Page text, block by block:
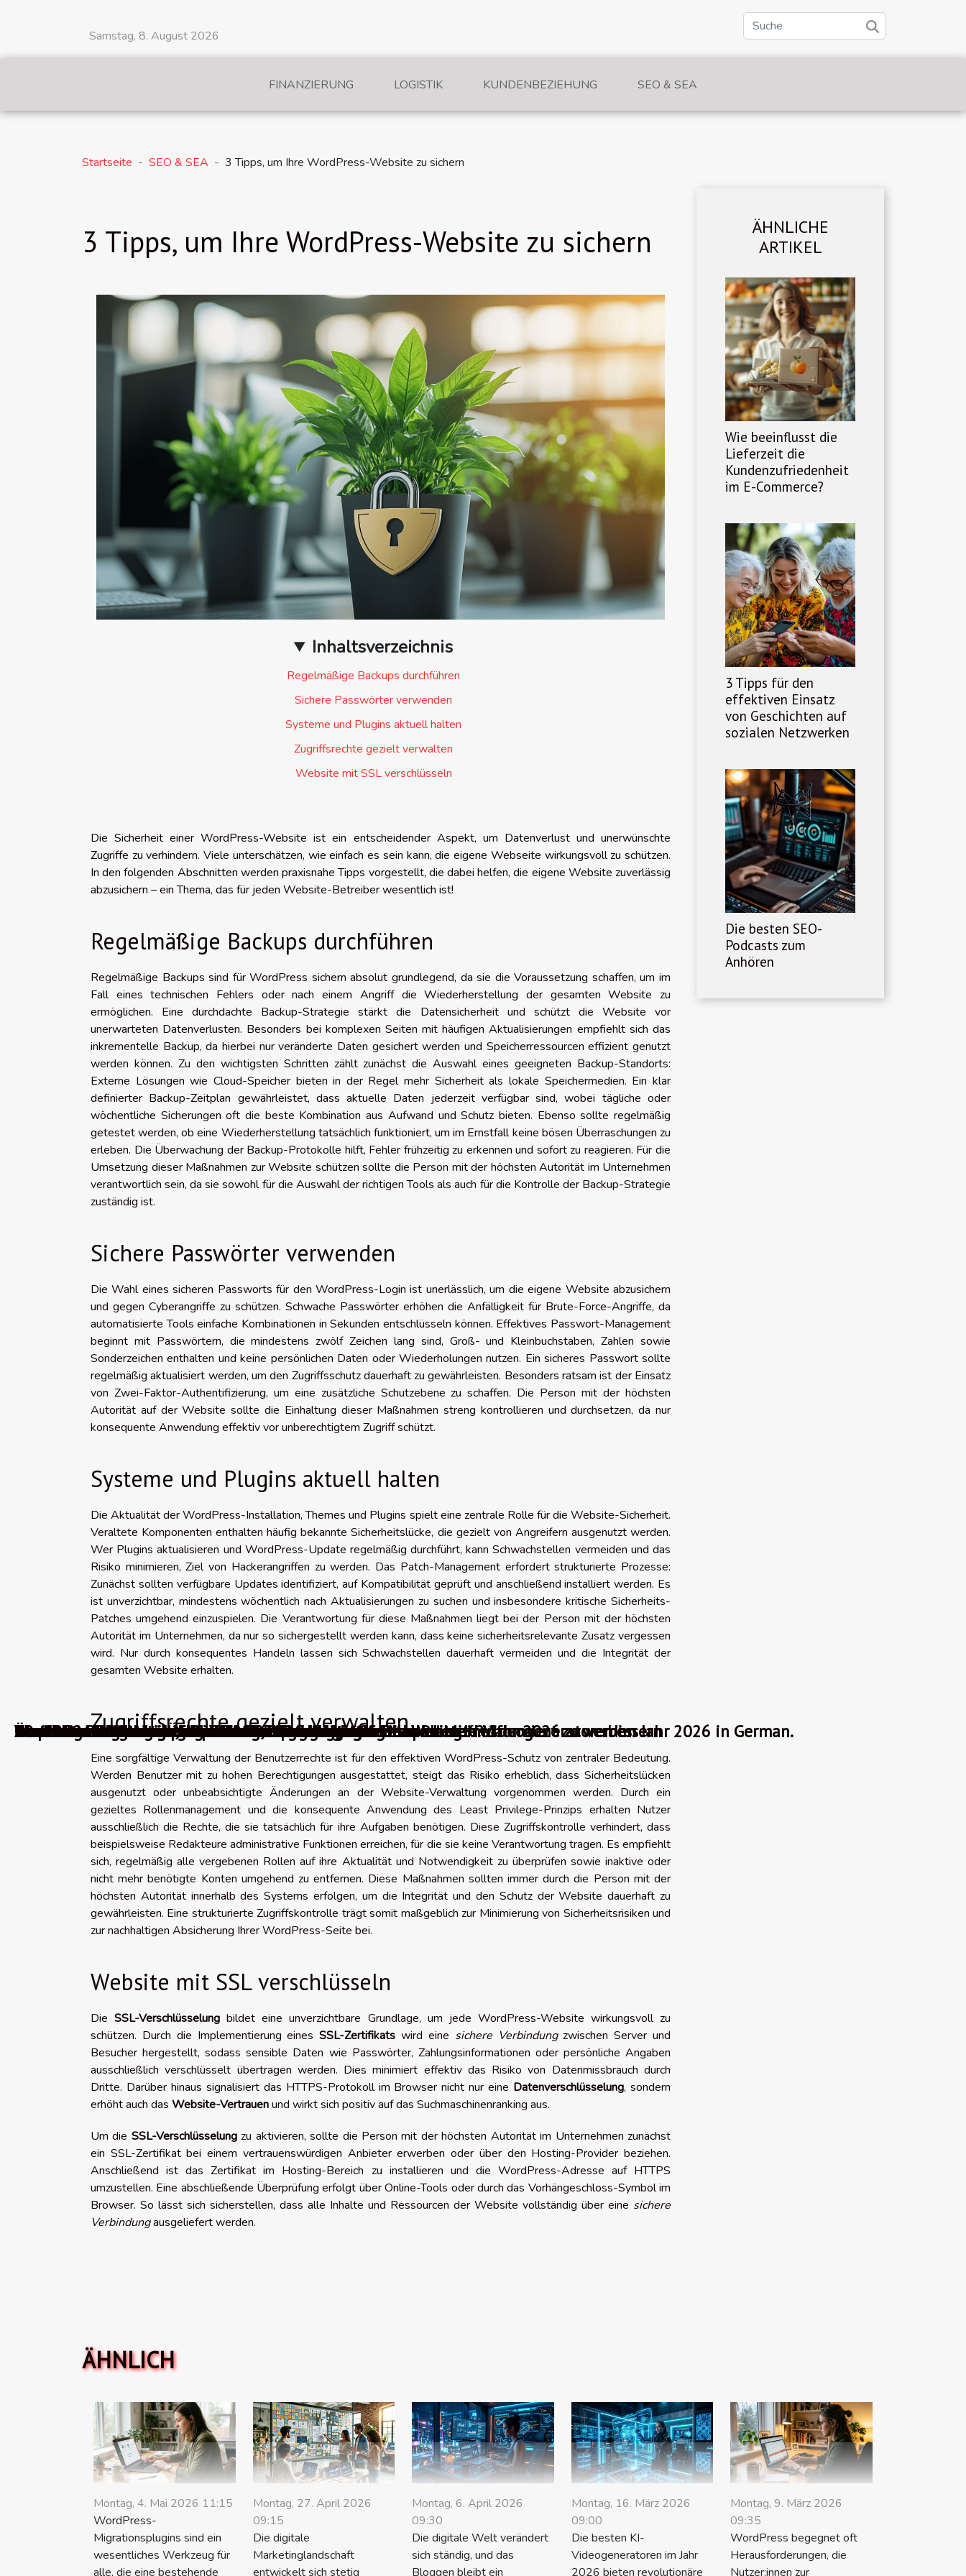
Samstag, 8. August 2026
FINANZIERUNG LOGISTIK KUNDENBEZIEHUNG SEO & SEA
Startseite SEO & SEA 3 Tipps, um Ihre WordPress-Website zu sichern
3 Tipps, um Ihre WordPress-Website zu sichern
Inhaltsverzeichnis
Regelmäßige Backups durchführen
Sichere Passwörter verwenden
Systeme und Plugins aktuell halten
Zugriffsrechte gezielt verwalten
Website mit SSL verschlüsseln
Die Sicherheit einer WordPress-Website ist ein entscheidender Aspekt, um Datenverlust und unerwünschte
Zugriffe zu verhindern. Viele unterschätzen, wie einfach es sein kann, die eigene Webseite wirkungsvoll zu schützen.
In den folgenden Abschnitten werden praxisnahe Tipps vorgestellt, die dabei helfen, die eigene Website zuverlässig
abzusichern – ein Thema, das für jeden Website-Betreiber wesentlich ist!
Regelmäßige Backups durchführen
Regelmäßige Backups sind für WordPress sichern absolut grundlegend, da sie die Voraussetzung schaffen, um im
Fall eines technischen Fehlers oder nach einem Angriff die Wiederherstellung der gesamten Website zu
ermöglichen. Eine durchdachte Backup-Strategie stärkt die Datensicherheit und schützt die Website vor
unerwarteten Datenverlusten. Besonders bei komplexen Seiten mit häufigen Aktualisierungen empfiehlt sich das
inkrementelle Backup, da hierbei nur veränderte Daten gesichert werden und Speicherressourcen effizient genutzt
werden können. Zu den wichtigsten Schritten zählt zunächst die Auswahl eines geeigneten Backup-Standorts:
Externe Lösungen wie Cloud-Speicher bieten in der Regel mehr Sicherheit als lokale Speichermedien. Ein klar
definierter Backup-Zeitplan gewährleistet, dass aktuelle Daten jederzeit verfügbar sind, wobei tägliche oder
wöchentliche Sicherungen oft die beste Kombination aus Aufwand und Schutz bieten. Ebenso sollte regelmäßig
getestet werden, ob eine Wiederherstellung tatsächlich funktioniert, um im Ernstfall keine bösen Überraschungen zu
erleben. Die Überwachung der Backup-Protokolle hilft, Fehler frühzeitig zu erkennen und sofort zu reagieren. Für die
Umsetzung dieser Maßnahmen zur Website schützen sollte die Person mit der höchsten Autorität im Unternehmen
verantwortlich sein, da sie sowohl für die Auswahl der richtigen Tools als auch für die Kontrolle der Backup-Strategie
zuständig ist.
Sichere Passwörter verwenden
Die Wahl eines sicheren Passworts für den WordPress-Login ist unerlässlich, um die eigene Website abzusichern
und gegen Cyberangriffe zu schützen. Schwache Passwörter erhöhen die Anfälligkeit für Brute-Force-Angriffe, da
automatisierte Tools einfache Kombinationen in Sekunden entschlüsseln können. Effektives Passwort-Management
beginnt mit Passwörtern, die mindestens zwölf Zeichen lang sind, Groß- und Kleinbuchstaben, Zahlen sowie
Sonderzeichen enthalten und keine persönlichen Daten oder Wiederholungen nutzen. Ein sicheres Passwort sollte
regelmäßig aktualisiert werden, um den Zugriffsschutz dauerhaft zu gewährleisten. Besonders ratsam ist der Einsatz
von Zwei-Faktor-Authentifizierung, um eine zusätzliche Schutzebene zu schaffen. Die Person mit der höchsten
Autorität auf der Website sollte die Einhaltung dieser Maßnahmen streng kontrollieren und durchsetzen, da nur
konsequente Anwendung effektiv vor unberechtigtem Zugriff schützt.
Systeme und Plugins aktuell halten
Die Aktualität der WordPress-Installation, Themes und Plugins spielt eine zentrale Rolle für die Website-Sicherheit.
Veraltete Komponenten enthalten häufig bekannte Sicherheitslücke, die gezielt von Angreifern ausgenutzt werden.
Wer Plugins aktualisieren und WordPress-Update regelmäßig durchführt, kann Schwachstellen vermeiden und das
Risiko minimieren, Ziel von Hackerangriffen zu werden. Das Patch-Management erfordert strukturierte Prozesse:
Zunächst sollten verfügbare Updates identifiziert, auf Kompatibilität geprüft und anschließend installiert werden. Es
ist unverzichtbar, mindestens wöchentlich nach Aktualisierungen zu suchen und insbesondere kritische Sicherheits-
Patches umgehend einzuspielen. Die Verantwortung für diese Maßnahmen liegt bei der Person mit der höchsten
Autorität im Unternehmen, da nur so sichergestellt werden kann, dass keine sicherheitsrelevante Zusatz vergessen
wird. Nur durch konsequentes Handeln lassen sich Schwachstellen dauerhaft vermeiden und die Integrität der
gesamten Website erhalten.
Zugriffsrechte gezielt verwalten
Eine sorgfältige Verwaltung der Benutzerrechte ist für den effektiven WordPress-Schutz von zentraler Bedeutung.
Werden Benutzer mit zu hohen Berechtigungen ausgestattet, steigt das Risiko erheblich, dass Sicherheitslücken
ausgenutzt oder unbeabsichtigte Änderungen an der Website-Verwaltung vorgenommen werden. Durch ein
gezieltes Rollenmanagement und die konsequente Anwendung des Least Privilege-Prinzips erhalten Nutzer
ausschließlich die Rechte, die sie tatsächlich für ihre Aufgaben benötigen. Diese Zugriffskontrolle verhindert, dass
beispielsweise Redakteure administrative Funktionen erreichen, für die sie keine Verantwortung tragen. Es empfiehlt
sich, regelmäßig alle vergebenen Rollen auf ihre Aktualität und Notwendigkeit zu überprüfen sowie inaktive oder
nicht mehr benötigte Konten umgehend zu entfernen. Diese Maßnahmen sollten immer durch die Person mit der
höchsten Autorität innerhalb des Systems erfolgen, um die Integrität und den Schutz der Website dauerhaft zu
gewährleisten. Eine strukturierte Zugriffskontrolle trägt somit maßgeblich zur Minimierung von Sicherheitsrisiken und
zur nachhaltigen Absicherung Ihrer WordPress-Seite bei.
Website mit SSL verschlüsseln
DieSSL-Verschlüsselung bildet eine unverzichtbare Grundlage, um jede WordPress-Website wirkungsvoll zu
schützen. Durch die Implementierung einesSSL-Zertifikats wird eine sichere Verbindungzwischen Server und
Besucher hergestellt, sodass sensible Daten wie Passwörter, Zahlungsinformationen oder persönliche Angaben
ausschließlich verschlüsselt übertragen werden. Dies minimiert effektiv das Risiko von Datenmissbrauch durch
Dritte. Darüber hinaus signalisiert das HTTPS-Protokoll im Browser nicht nur eine Datenverschlüsselung, sondern
erhöht auch das Website-Vertrauenund wirkt sich positiv auf das Suchmaschinenranking aus.
Um die SSL-Verschlüsselungzu aktivieren, sollte die Person mit der höchsten Autorität im Unternehmen zunächst
ein SSL-Zertifikat bei einem vertrauenswürdigen Anbieter erwerben oder über den Hosting-Provider beziehen.
Anschließend ist das Zertifikat im Hosting-Bereich zu installieren und die WordPress-Adresse auf HTTPS
umzustellen. Eine abschließende Überprüfung erfolgt über Online-Tools oder durch das Vorhängeschloss-Symbol im
Browser. So lässt sich sicherstellen, dass alle Inhalte und Ressourcen der Website vollständig über eine sichere
Verbindungausgeliefert werden.
ÄHNLICHE
ARTIKEL
Wie beeinflusst die
Lieferzeit die
Kundenzufriedenheit
im E-Commerce?
3 Tipps für den
effektiven Einsatz
von Geschichten auf
sozialen Netzwerken
Die besten SEO-
Podcasts zum
Anhören
ÄHNLICH
WordPress-Migrationsplugins
Montag, 4. Mai 2026 11:15
WordPress-
Migrationsplugins sind ein
wesentliches Werkzeug für
alle, die eine bestehende
Über 100 Punkte zur Überprüfung, um Ihr digitales Marketing im Jahr 2026 zu verbessern
Montag, 27. April 2026
09:15
Die digitale
Marketinglandschaft
entwickelt sich stetig
0 wichtige Blogtrends für das Jahr 2026
Montag, 6. April 2026
09:30
Die digitale Welt verändert
sich ständig, und das
Bloggen bleibt ein
The best AI video generators in 2026 translates to Die besten KI-Videogeneratoren im Jahr 2026 in German.
Montag, 16. März 2026
09:00
Die besten KI-
Videogeneratoren im Jahr
2026 bieten revolutionäre
WordPress-Fehler beheben: Wie löst man die häufigsten Probleme?
Montag, 9. März 2026
09:35
WordPress begegnet oft
Herausforderungen, die
Nutzer:innen zur
Die besten Werkzeuge, um über Änderungen auf einer Webseite informiert zu werden
Absolute oder relative URLs: Welche Struktur sollte man wählen?
Die 10 besten kostenlosen Videokomprimierungstools
10 praktische Werkzeuge zur Auswahl einer guten Farbpalette
Die 10 besten französischen Webhosting-Anbieter
Die besten Werkzeuge für effektive Landingpages
Kostenlose Alternativen für Grafikdesign-Software